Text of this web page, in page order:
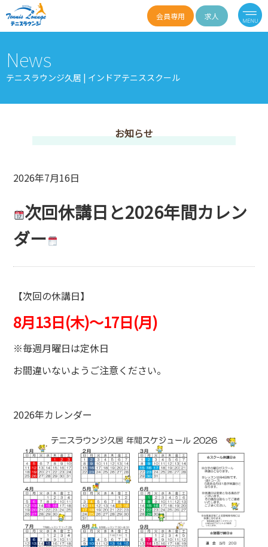
会員専用 求人
News
テニスラウンジ久居 | インドアテニススクール
お知らせ
2026年7月16日
次回休講日と2026年間カレン
ダー
【次回の休講日】
8月13日(木)～17日(月)
※毎週月曜日は定休日
お間違いないようご注意ください。
2026年カレンダー